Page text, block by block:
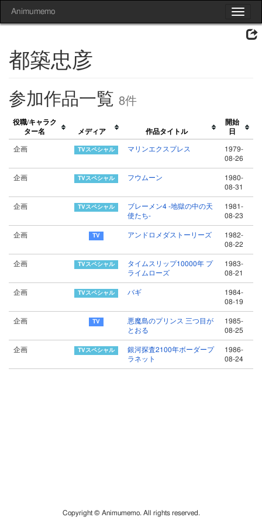
Toggle
Animumemo
都築忠彦
参加作品一覧 8件
役職/キャラク
ター名
メディア 作品タイトル
開始
日
企画 マリンエクスプレス
1979-
08-26
企画 フウムーン
1980-
08-31
企画
ブレーメン4 -地獄の中の天
使たち-
1981-
08-23
企画 アンドロメダストーリーズ
1982-
08-22
企画
タイムスリップ10000年 プ
ライムローズ
1983-
08-21
企画 バギ
1984-
08-19
企画
悪魔島のプリンス 三つ目が
とおる
1985-
08-25
企画
銀河探査2100年ボーダープ
ラネット
1986-
08-24
Copyright © Animumemo. All rights reserved.